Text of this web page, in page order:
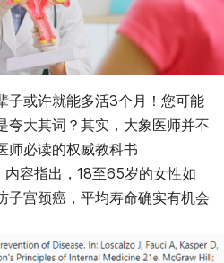
子或许就能多活3个月！您可能
夸大其词？其实，大象医师并不
师必读的权威教科书
内容指出，18至65岁的女性如
子宫颈癌，平均寿命确实有机会